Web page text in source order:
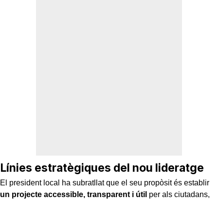
Línies estratègiques del nou lideratge
El president local ha subratllat que el seu propòsit és establir
un projecte accessible, transparent i útil per als ciutadans,